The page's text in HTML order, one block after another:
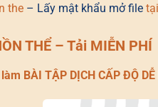
the – Lấy mật khẩu mở file
THỂ – Tải MIỄN PHÍ
BÀI TẬP DỊCH CẤP ĐỘ DỄ